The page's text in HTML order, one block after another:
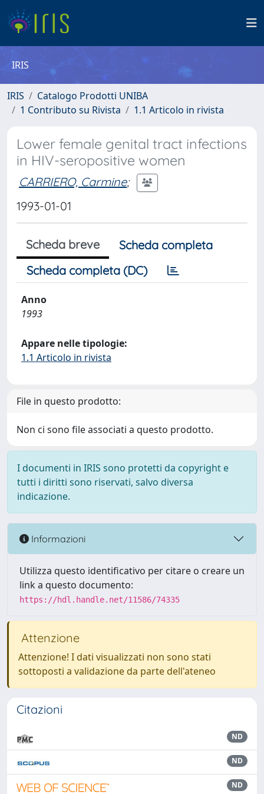
IRIS
IRIS
Catalogo Prodotti UNIBA
1 Contributo su Rivista
1.1 Articolo in rivista
Lower female genital tract infections
in HIV-seropositive women
CARRIERO, Carmine;
1993-01-01
Scheda breve
Scheda completa
Scheda completa (DC)
Anno
1993
Appare nelle tipologie:
1.1 Articolo in rivista
File in questo prodotto:
Non ci sono file associati a questo prodotto.
I documenti in IRIS sono protetti da copyright e
tutti i diritti sono riservati, salvo diversa
indicazione.
Informazioni
Utilizza questo identificativo per citare o creare un
link a questo documento:
https://hdl.handle.net/11586/74335
Attenzione
Attenzione! I dati visualizzati non sono stati
sottoposti a validazione da parte dell'ateneo
Citazioni
ND
ND
ND